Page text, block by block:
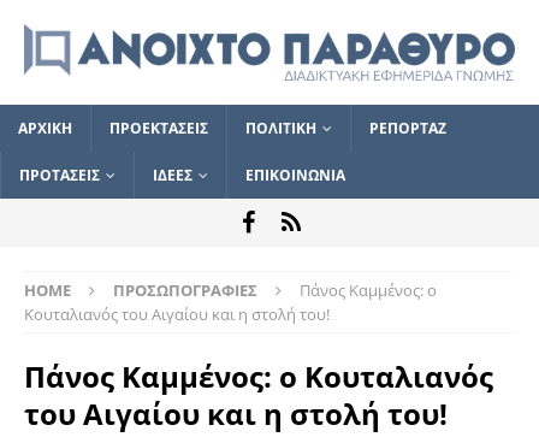
ΑΡΧΙΚΗ ΠΡΟΕΚΤΑΣΕΙΣ ΠΟΛΙΤΙΚΗ ΡΕΠΟΡΤΑΖ
ΠΡΟΤΑΣΕΙΣ ΙΔΕΕΣ ΕΠΙΚΟΙΝΩΝΙΑ
HOME ΠΡΟΣΩΠΟΓΡΑΦΙΕΣ
Πάνος Καμμένος: ο
Κουταλιανός του Αιγαίου και η στολή του!
Πάνος Καμμένος: ο Κουταλιανός
του Αιγαίου και η στολή του!